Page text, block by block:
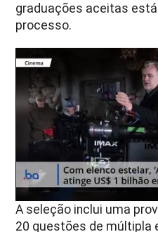
graduações aceitas
processo.
A seleção inclui uma
20 questões de múltipla